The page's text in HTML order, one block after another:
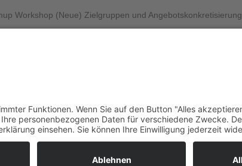
Workshop (Neue) Zielgruppen und Angebotskonkretisierung
Kalender anzeigen
Datenschutzerklärung